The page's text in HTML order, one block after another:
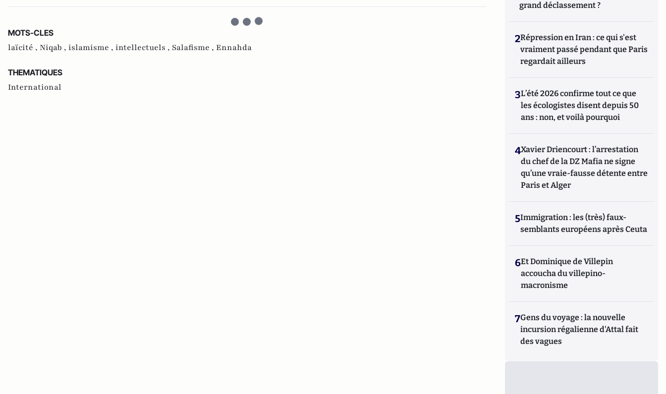
MOTS-CLES
laïcité , Niqab , islamisme , intellectuels , Salafisme , Ennahda
THEMATIQUES
International
grand déclassement ?
2Répression en Iran : ce qui s'est
vraiment passé pendant que Paris
regardait ailleurs
3L’été 2026 confirme tout ce que
les écologistes disent depuis 50
ans : non, et voilà pourquoi
4Xavier Driencourt : l’arrestation
du chef de la DZ Mafia ne signe
qu’une vraie-fausse détente entre
Paris et Alger
5Immigration : les (très) faux-
semblants européens après Ceuta
6Et Dominique de Villepin
accoucha du villepino-
macronisme
7Gens du voyage : la nouvelle
incursion régalienne d'Attal fait
des vagues